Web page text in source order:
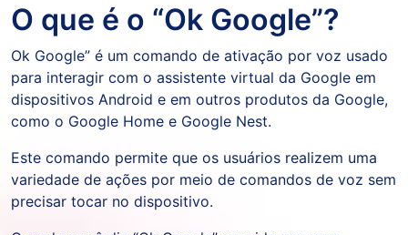
O que é o “Ok Google”?
Ok Google” é um comando de ativação por voz usado
para interagir com o assistente virtual da Google em
dispositivos Android e em outros produtos da Google,
como o Google Home e Google Nest.
Este comando permite que os usuários realizem uma
variedade de ações por meio de comandos de voz sem
precisar tocar no dispositivo.